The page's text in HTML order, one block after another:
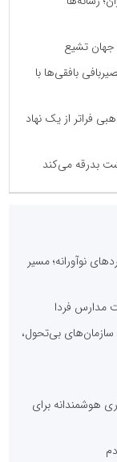
جهان تشیع
بافقی‌ها با
فراتر از یک نهاد
بدرقه می‌کند
نوآورانه؛ مسیر
مدارس فردا
بی‌تحول،
هوشمندانه برای